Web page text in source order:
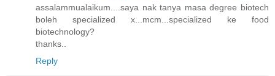
assalammualaikum....saya nak tanya masa degree biotech
boleh specialized x...mcm...specialized ke food
biotechnology?
thanks..
Reply